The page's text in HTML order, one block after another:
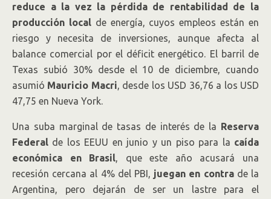
reduce a la vez la pérdida de rentabilidad de la
producción localde energía, cuyos empleos están en
riesgo y necesita de inversiones, aunque afecta al
balance comercial por el déficit energético. El barril de
Texas subió 30% desde el 10 de diciembre, cuando
asumió Mauricio Macri, desde los USD 36,76 a los USD
47,75 en Nueva York.
Una suba marginal de tasas de interés de la Reserva
Federal de los EEUU en junio y un piso para la caída
económica en Brasil, que este año acusará una
recesión cercana al 4% del PBI, juegan en contrade la
Argentina, pero dejarán de ser un lastre para el